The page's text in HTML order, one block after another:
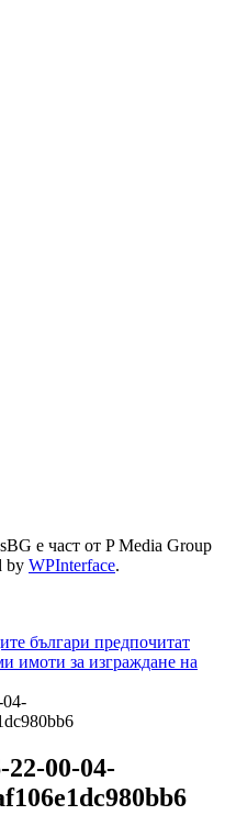
е част от P Media Group
by WPInterface.
българи предпочитат
имоти за изграждане на
04-
22-00-04-